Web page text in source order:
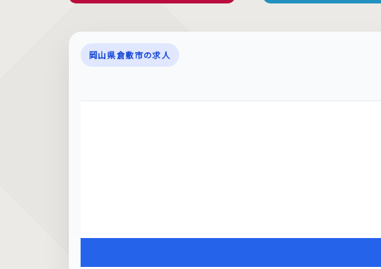
岡山県倉敷市の求人